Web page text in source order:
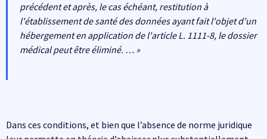
précédent et après, le cas échéant, restitution à
l'établissement de santé des données ayant fait l'objet d'un
hébergement en application de l'article L. 1111-8, le dossier
médical peut être éliminé. … »
Dans ces conditions, et bien que l’absence de norme juridique